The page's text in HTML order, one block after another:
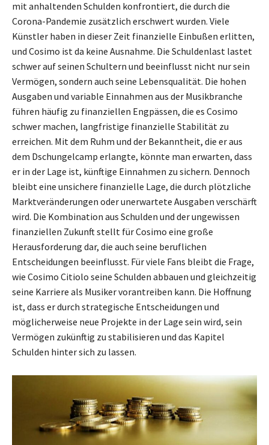
mit anhaltenden Schulden konfrontiert, die durch die
Corona-Pandemie zusätzlich erschwert wurden. Viele
Künstler haben in dieser Zeit finanzielle Einbußen erlitten,
und Cosimo ist da keine Ausnahme. Die Schuldenlast lastet
schwer auf seinen Schultern und beeinflusst nicht nur sein
Vermögen, sondern auch seine Lebensqualität. Die hohen
Ausgaben und variable Einnahmen aus der Musikbranche
führen häufig zu finanziellen Engpässen, die es Cosimo
schwer machen, langfristige finanzielle Stabilität zu
erreichen. Mit dem Ruhm und der Bekanntheit, die er aus
dem Dschungelcamp erlangte, könnte man erwarten, dass
er in der Lage ist, künftige Einnahmen zu sichern. Dennoch
bleibt eine unsichere finanzielle Lage, die durch plötzliche
Marktveränderungen oder unerwartete Ausgaben verschärft
wird. Die Kombination aus Schulden und der ungewissen
finanziellen Zukunft stellt für Cosimo eine große
Herausforderung dar, die auch seine beruflichen
Entscheidungen beeinflusst. Für viele Fans bleibt die Frage,
wie Cosimo Citiolo seine Schulden abbauen und gleichzeitig
seine Karriere als Musiker vorantreiben kann. Die Hoffnung
ist, dass er durch strategische Entscheidungen und
möglicherweise neue Projekte in der Lage sein wird, sein
Vermögen zukünftig zu stabilisieren und das Kapitel
Schulden hinter sich zu lassen.